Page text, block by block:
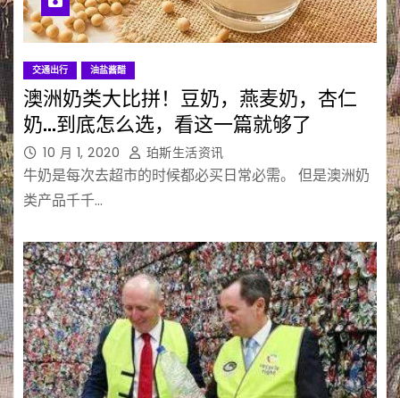
交通出行 油盐酱醋
澳洲奶类大比拼！豆奶，燕麦奶，杏仁
奶…到底怎么选，看这一篇就够了
10 月 1, 2020 珀斯生活资讯
牛奶是每次去超市的时候都必买日常必需。 但是澳洲奶
类产品千千…